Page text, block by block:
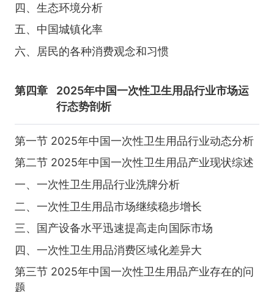
四、生态环境分析
五、中国城镇化率
六、居民的各种消费观念和习惯
第四章
2025年中国一次性卫生用品行业市场运
行态势剖析
第一节 2025年中国一次性卫生用品行业动态分析
第二节 2025年中国一次性卫生用品产业现状综述
一、一次性卫生用品行业洗牌分析
二、一次性卫生用品市场继续稳步增长
三、国产设备水平迅速提高走向国际市场
四、一次性卫生用品消费区域化差异大
第三节 2025年中国一次性卫生用品产业存在的问
题